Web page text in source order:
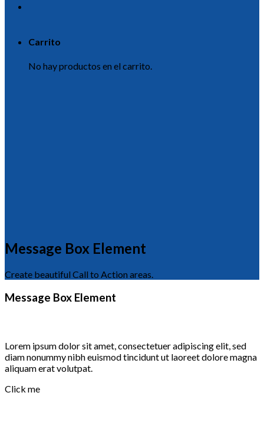
Carrito
No hay productos en el carrito.
Message Box Element
Create beautiful Call to Action areas.
Message Box Element
Lorem ipsum dolor sit amet, consectetuer adipiscing elit, sed
diam nonummy nibh euismod tincidunt ut laoreet dolore magna
aliquam erat volutpat.
Click me